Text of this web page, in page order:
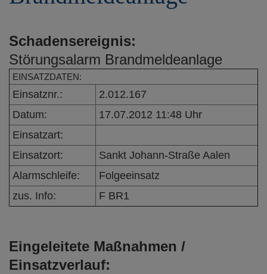
Schadensereignis:
Störungsalarm Brandmeldeanlage
EINSATZDATEN:
Einsatznr.:
2.012.167
Datum:
17.07.2012 11:48 Uhr
Einsatzart:
Einsatzort:
Sankt Johann-Straße Aalen
Alarmschleife:
Folgeeinsatz
zus. Info:
F BR1
Eingeleitete Maßnahmen /
Einsatzverlauf: